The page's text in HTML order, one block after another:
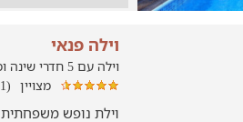
וילה פנאי
וילה עם 5 חדרי שינה ומעלה בצפון, ראש פינה
מצויין (1)